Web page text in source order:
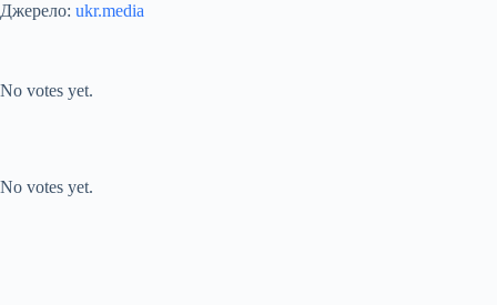
Джерело: ukr.media
No votes yet.
No votes yet.